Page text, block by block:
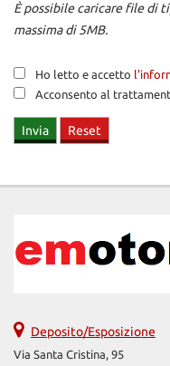
È possibile caricare file di
massima di 5MB.
Ho letto e accetto
Acconsento al
Deposito/Esposizione
Via Santa Cristina, 95